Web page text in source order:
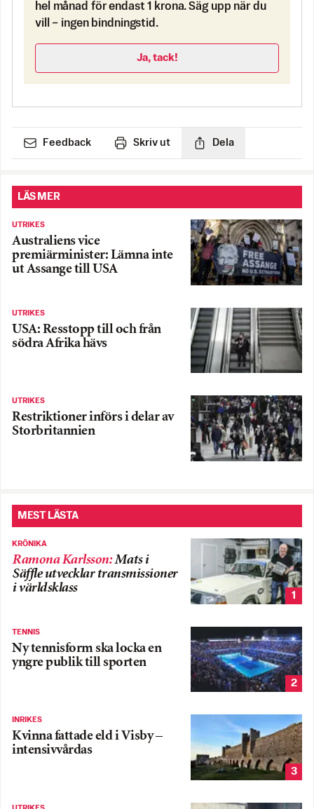
hel månad för endast 1 krona. Säg upp när du
vill – ingen bindningstid.
Ja, tack!
Feedback Skriv ut Dela
LÄS MER
UTRIKES
Australiens vice
premiärminister: Lämna inte
ut Assange till USA
UTRIKES
USA: Resstopp till och från
södra Afrika hävs
UTRIKES
Restriktioner införs i delar av
Storbritannien
MEST LÄSTA
KRÖNIKA
Ramona Karlsson:Mats i
Säffle utvecklar transmissioner
i världsklass
1
TENNIS
Ny tennisform ska locka en
yngre publik till sporten
2
INRIKES
Kvinna fattade eld i Visby –
intensivvårdas
3